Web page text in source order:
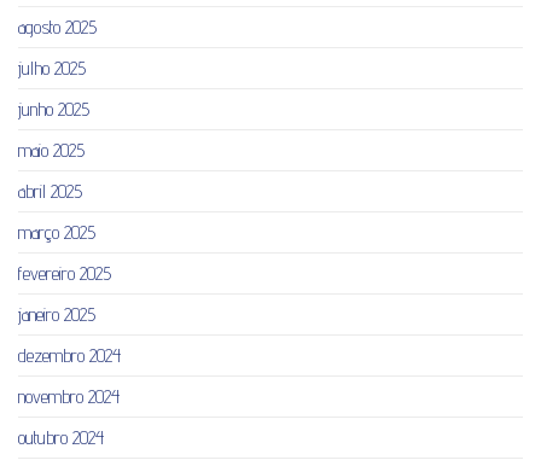
agosto 2025
julho 2025
junho 2025
maio 2025
abril 2025
março 2025
fevereiro 2025
janeiro 2025
dezembro 2024
novembro 2024
outubro 2024